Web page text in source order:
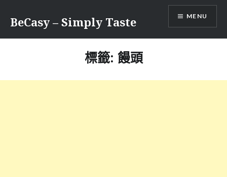
BeCasy – Simply Taste MENU
標籤: 饅頭